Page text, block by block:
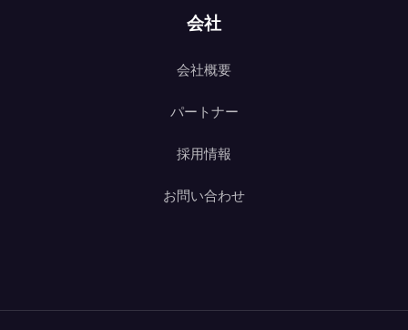
会社
会社概要
パートナー
採用情報
お問い合わせ